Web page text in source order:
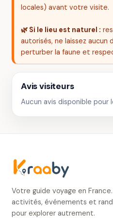
locales) avant votre visite.
🌿 Si le lieu est naturel :
autorisés, ne laissez
perturber la faune et
Avis visiteurs
Aucun avis disponible pour
Votre guide voyage en
activités, événements et
pour explorer autrement.